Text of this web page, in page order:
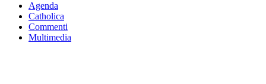
Agenda
Catholica
Commenti
Multimedia